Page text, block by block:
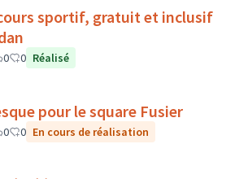
sportif, gratuit et inclusif
0 0 Réalisé
pour le square Fusier
0 0 En cours de réalisation